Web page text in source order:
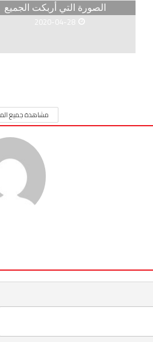
الصورة التي أربكت الجميع
2020-04-28
مشاهدة جميع